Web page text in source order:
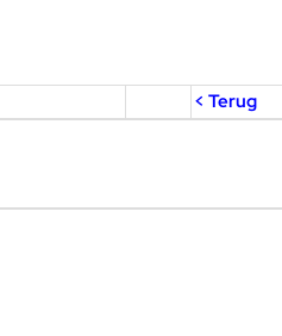
< Terug